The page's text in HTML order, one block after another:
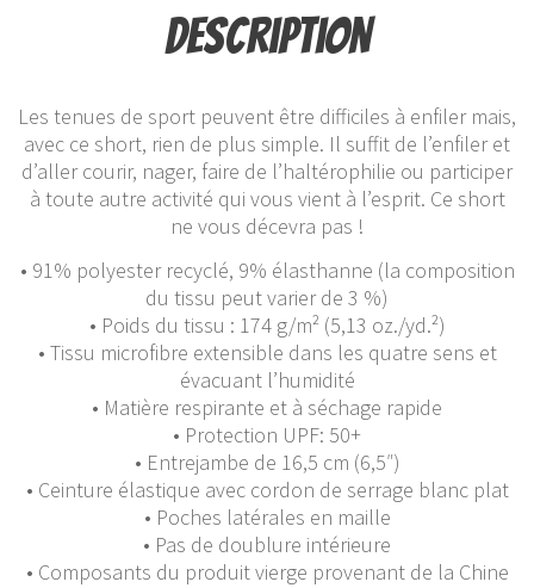
Description
Les tenues de sport peuvent être difficiles à enfiler mais,
avec ce short, rien de plus simple. Il suffit de l’enfiler et
d’aller courir, nager, faire de l’haltérophilie ou participer
à toute autre activité qui vous vient à l’esprit. Ce short
ne vous décevra pas !
• 91% polyester recyclé, 9% élasthanne (la composition
du tissu peut varier de 3 %)
• Poids du tissu : 174 g/m² (5,13 oz./yd.²)
• Tissu microfibre extensible dans les quatre sens et
évacuant l’humidité
• Matière respirante et à séchage rapide
• Protection UPF: 50+
• Entrejambe de 16,5 cm (6,5″)
• Ceinture élastique avec cordon de serrage blanc plat
• Poches latérales en maille
• Pas de doublure intérieure
• Composants du produit vierge provenant de la Chine